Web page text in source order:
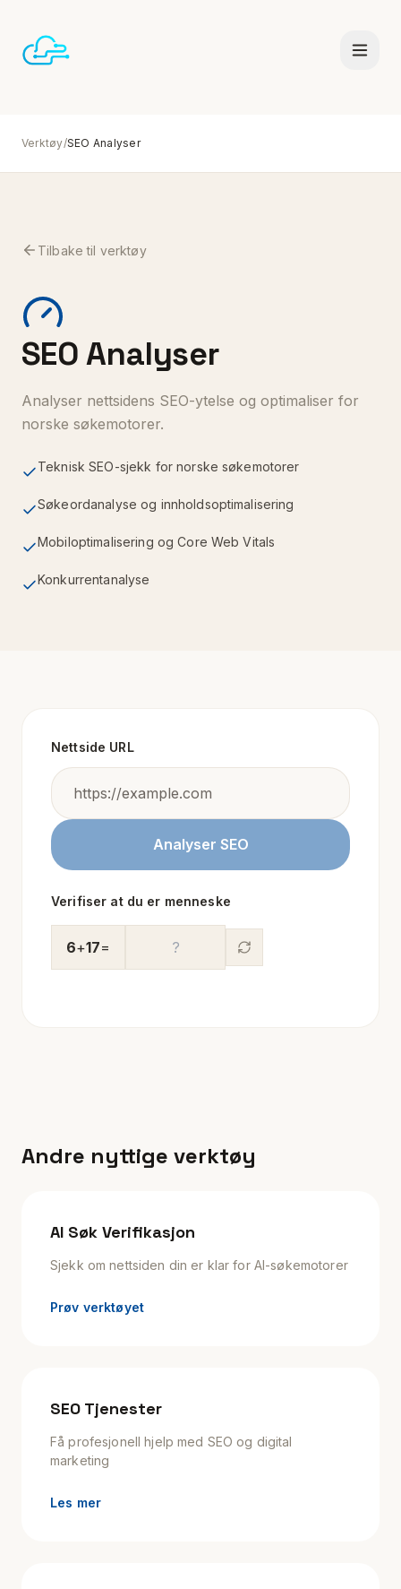
Småbedrifter
Verktøy/SEO Analyser
Tilbake til verktøy
SEO Analyser
Analyser nettsidens SEO-ytelse og optimaliser for
norske søkemotorer.
Teknisk SEO-sjekk for norske søkemotorer
Søkeordanalyse og innholdsoptimalisering
Mobiloptimalisering og Core Web Vitals
Konkurrentanalyse
Nettside URL
Analyser SEO
Verifiser at du er menneske
6+17=
Andre nyttige verktøy
AI Søk Verifikasjon
Sjekk om nettsiden din er klar for AI-søkemotorer
Prøv verktøyet
SEO Tjenester
Få profesjonell hjelp med SEO og digital
marketing
Les mer